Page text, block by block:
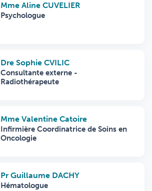
Mme Aline CUVELIER
Psychologue
Dre Sophie CVILIC
Consultante externe -
Radiothérapeute
Mme Valentine Catoire
Infirmière Coordinatrice de Soins en
Oncologie
Pr Guillaume DACHY
Hématologue